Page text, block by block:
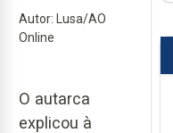
Autor: Lusa/AO
Online
O autarca
explicou à